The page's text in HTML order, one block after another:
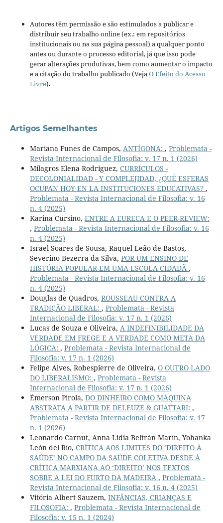
Autores têm permissão e são estimulados a publicar e
distribuir seu trabalho online (ex.: em repositórios
institucionais ou na sua página pessoal) a qualquer ponto
antes ou durante o processo editorial, já que isso pode
gerar alterações produtivas, bem como aumentar o impacto
e a citação do trabalho publicado (VejaO Efeito do Acesso
Livre).
Artigos Semelhantes
Mariana Funes de Campos, ANTÍGONA: , Problemata -
Revista Internacional de Filosofia: v. 17 n. 1 (2026)
Milagros Elena Rodriguez, CURRÍCULOS -
DECOLONIALIDAD - Y COMPLEJIDAD, ¿QUÉ ESFERAS
OCUPAN HOY EN LA INSTITUCIONES EDUCATIVAS? ,
Problemata - Revista Internacional de Filosofia: v. 16
n. 4 (2025)
Karina Cursino, ENTRE A EURECA E O PEER-REVIEW:
, Problemata - Revista Internacional de Filosofia: v. 16
n. 4 (2025)
Israel Soares de Sousa, Raquel Leão de Bastos,
Severino Bezerra da Silva, POR UM ENSINO DE
HISTÓRIA POPULAR EM UMA ESCOLA CIDADÃ ,
Problemata - Revista Internacional de Filosofia: v. 16
n. 4 (2025)
Douglas de Quadros, ROUSSEAU CONTRA A
TRADIÇÃO LIBERAL: , Problemata - Revista
Internacional de Filosofia: v. 17 n. 1 (2026)
Lucas de Souza e Oliveira, A INDEFINIBILIDADE DA
VERDADE EM FREGE E A VERDADE COMO META DA
LÓGICA: , Problemata - Revista Internacional de
Filosofia: v. 17 n. 1 (2026)
Felipe Alves, Robespierre de Oliveira, O OUTRO LADO
DO LIBERALISMO: , Problemata - Revista
Internacional de Filosofia: v. 17 n. 1 (2026)
Émerson Pirola, DO DINHEIRO COMO MÁQUINA
ABSTRATA A PARTIR DE DELEUZE & GUATTARI: ,
Problemata - Revista Internacional de Filosofia: v. 17
n. 1 (2026)
Leonardo Carnut, Anna Lidia Beltrán Marín, Yohanka
León del Río, CRÍTICA AOS LIMITES DO ‘DIREITO À
SAÚDE’ NO CAMPO DA SAÚDE COLETIVA DESDE À
CRÍTICA MARXIANA AO ‘DIREITO’ NOS TEXTOS
SOBRE A LEI DO FURTO DA MADEIRA , Problemata -
Revista Internacional de Filosofia: v. 16 n. 4 (2025)
Vitória Albert Sauzem, INFÂNCIAS, CRIANÇAS E
FILOSOFIA: , Problemata - Revista Internacional de
Filosofia: v. 15 n. 1 (2024)